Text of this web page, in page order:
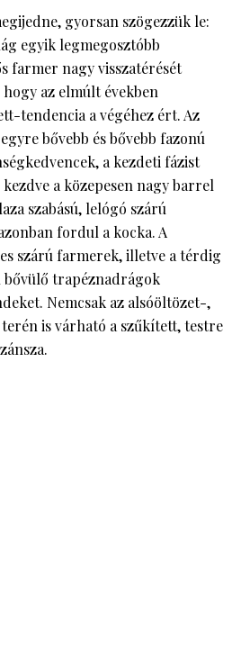
gyorsan szögezzük le:
egyik legmegosztóbb
farmer nagy visszatérését
az elmúlt években
tendencia a végéhez ért. Az
bővebb és bővebb fazonú
a kezdeti fázist
a közepesen nagy barrel
szabású, lelógó szárú
fordul a kocka. A
szárú farmerek, illetve a térdig
trapéznadrágok
Nemcsak az alsóöltözet-,
is várható a szűkített, testre